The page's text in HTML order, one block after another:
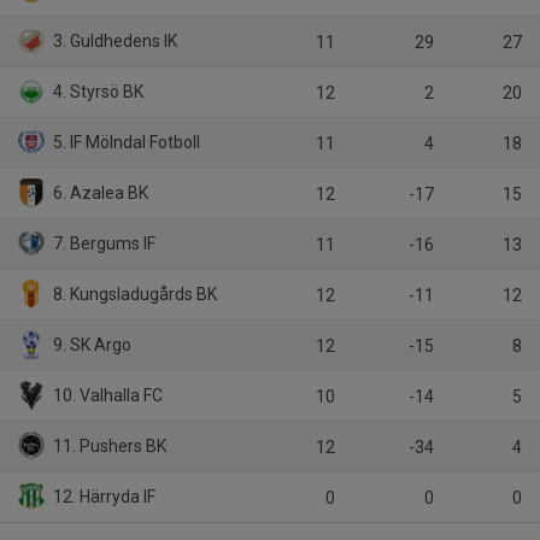
3. Guldhedens IK 11 29 27
4. Styrsö BK 12 2 20
5. IF Mölndal Fotboll 11 4 18
6. Azalea BK 12 -17 15
7. Bergums IF 11 -16 13
8. Kungsladugårds BK 12 -11 12
9. SK Argo 12 -15 8
10. Valhalla FC 10 -14 5
11. Pushers BK 12 -34 4
12. Härryda IF 0 0 0